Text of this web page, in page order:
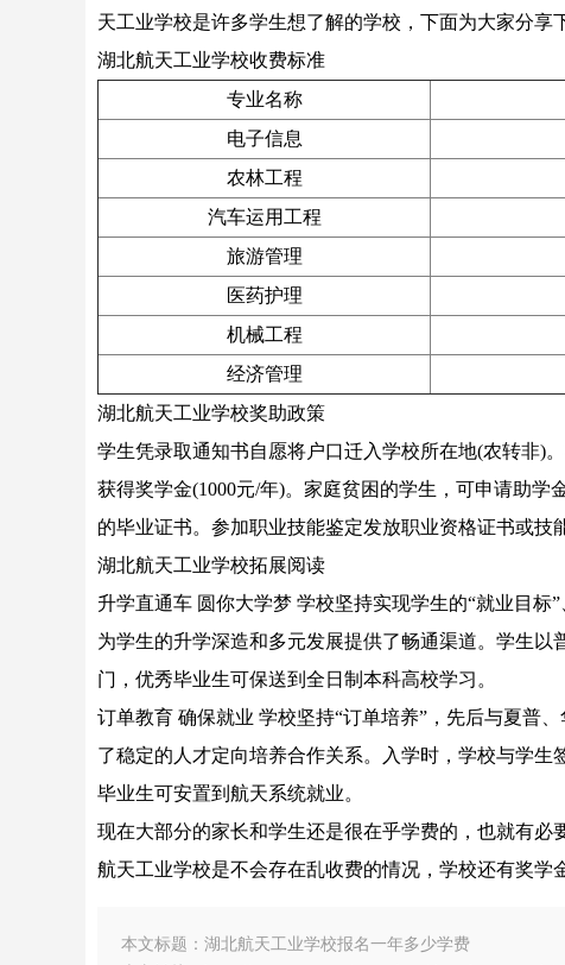
天工业学校是许多学生想了解的学校，下面为大家分享
湖北航天工业学校收费标准
专业名称
电子信息
农林工程
汽车运用工程
旅游管理
医药护理
机械工程
经济管理
湖北航天工业学校奖助政策
学生凭录取通知书自愿将户口迁入学校所在地(农转非)
获得奖学金(1000元/年)。家庭贫困的学生，可申请助
的毕业证书。参加职业技能鉴定发放职业资格证书或技
湖北航天工业学校拓展阅读
升学直通车 圆你大学梦 学校坚持实现学生的“就业目标
为学生的升学深造和多元发展提供了畅通渠道。学生
门，优秀毕业生可保送到全日制本科高校学习。
订单教育 确保就业 学校坚持“订单培养”，先后与夏普
了稳定的人才定向培养合作关系。入学时，学校与学
毕业生可安置到航天系统就业。
现在大部分的家长和学生还是很在乎学费的，也就有
航天工业学校是不会存在乱收费的情况，学校还有奖学
本文标题：湖北航天工业学校报名一年多少学费